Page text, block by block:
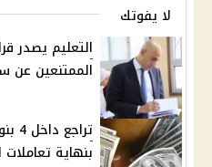
لا يفوتك
التعليم يصدر
الممتنعين عن
بنهاية